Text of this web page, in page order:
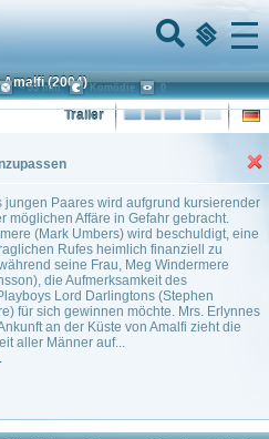
Menu
Amalfi (2004)
Trailer
jungen Paares wird aufgrund kursierender
möglichen Affäre in Gefahr gebracht.
(Mark Umbers) wird beschuldigt, eine
Rufes heimlich finanziell zu
seine Frau, Meg Windermere
die Aufmerksamkeit des
Lord Darlingtons (Stephen
für sich gewinnen möchte. Mrs. Erlynnes
an der Küste von Amalfi zieht die
aller Männer auf...
~ 93 min. Komödie 0